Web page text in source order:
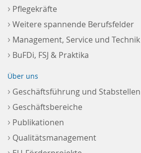
› Pflegekräfte
› Weitere spannende Berufsfelder
› Management, Service und Technik
› BuFDi, FSJ & Praktika
Über uns
› Geschäftsführung und Stabstellen
› Geschäftsbereiche
› Publikationen
› Qualitätsmanagement